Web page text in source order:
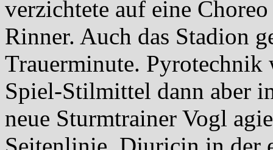
verzichtete auf eine
Rinner. Auch das Stadion
Trauerminute. Pyrotechnik
Spiel-Stilmittel dann aber
neue Sturmtrainer Vogl